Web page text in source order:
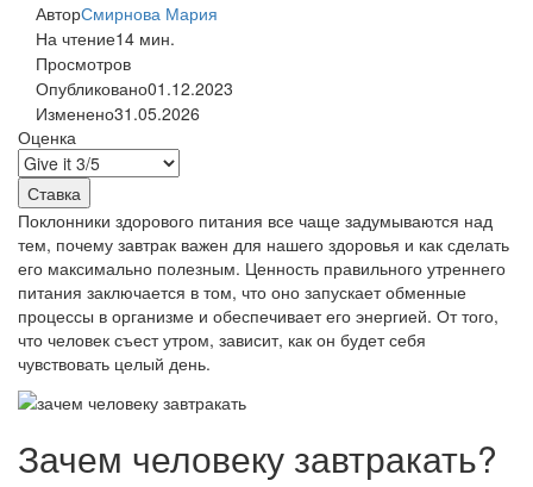
АвторСмирнова Мария
На чтение14 мин.
Просмотров
Опубликовано01.12.2023
Изменено31.05.2026
Оценка
Поклонники здорового питания все чаще задумываются над
тем, почему завтрак важен для нашего здоровья и как сделать
его максимально полезным. Ценность правильного утреннего
питания заключается в том, что оно запускает обменные
процессы в организме и обеспечивает его энергией. От того,
что человек съест утром, зависит, как он будет себя
чувствовать целый день.
Зачем человеку завтракать?